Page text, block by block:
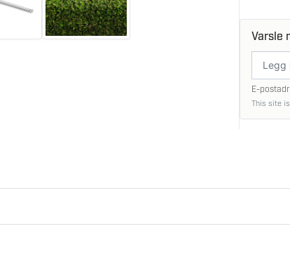
Varsle
E-
This site
for trimming og beskjæring av hekken din. Det er
gir en høy klippeeffekt og mer aggressiv klippeteknikk.